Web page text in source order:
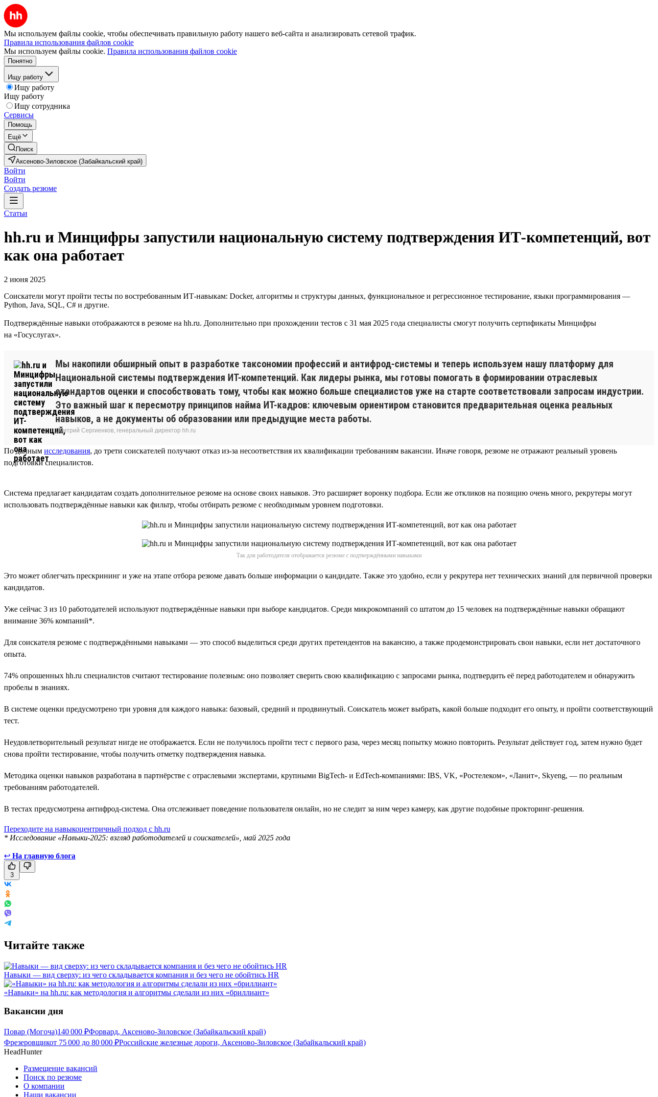
Мы используем файлы cookie, чтобы обеспечивать правильную работу нашего веб-сайта и анализировать сетевой трафик.
Правила использования файлов cookie
Мы используем файлы cookie. Правила использования файлов cookie
Понятно
Ищу работу
Ищу работу
Ищу работу
Ищу сотрудника
Сервисы
Помощь
Ещё
Поиск
Аксеново-Зиловское (Забайкальский край)
Войти
Войти
Создать резюме
Статьи
hh.ru и Минцифры запустили национальную систему подтверждения ИТ-компетенций, вот
как она работает
2 июня 2025
Соискатели могут пройти тесты по востребованным ИТ-навыкам: Docker, алгоритмы и структуры данных, функциональное и регрессионное тестирование, языки программирования —
Python, Java, SQL, C# и другие.
Подтверждённые навыки отображаются в резюме на hh.ru. Дополнительно при прохождении тестов с 31 мая 2025 года специалисты смогут получить сертификаты Минцифры
на «Госуслугах».
Мы накопили обширный опыт в разработке таксономии профессий и антифрод-системы и теперь используем нашу платформу для
Национальной системы подтверждения ИТ-компетенций. Как лидеры рынка, мы готовы помогать в формировании отраслевых
стандартов оценки и способствовать тому, чтобы как можно больше специалистов уже на старте соответствовали запросам индустрии.
Это важный шаг к пересмотру принципов найма ИТ-кадров: ключевым ориентиром становится предварительная оценка реальных
навыков, а не документы об образовании или предыдущие места работы.
Дмитрий Сергиенков, генеральный директор hh.ru
По данным исследования, до трети соискателей получают отказ из-за несоответствия их квалификации требованиям вакансии. Иначе говоря, резюме не отражают реальный уровень
подготовки специалистов.
Система предлагает кандидатам создать дополнительное резюме на основе своих навыков. Это расширяет воронку подбора. Если же откликов на позицию очень много, рекрутеры могут
использовать подтверждённые навыки как фильтр, чтобы отбирать резюме с необходимым уровнем подготовки.
Так для работодателя отображается резюме с подтверждёнными навыками
Это может облегчать прескрининг и уже на этапе отбора резюме давать больше информации о кандидате. Также это удобно, если у рекрутера нет технических знаний для первичной проверки
кандидатов.
Уже сейчас 3 из 10 работодателей используют подтверждённые навыки при выборе кандидатов. Среди микрокомпаний со штатом до 15 человек на подтверждённые навыки обращают
внимание 36% компаний*.
Для соискателя резюме с подтверждёнными навыками — это способ выделиться среди других претендентов на вакансию, а также продемонстрировать свои навыки, если нет достаточного
опыта.
74% опрошенных hh.ru специалистов считают тестирование полезным: оно позволяет сверить свою квалификацию с запросами рынка, подтвердить её перед работодателем и обнаружить
пробелы в знаниях.
В системе оценки предусмотрено три уровня для каждого навыка: базовый, средний и продвинутый. Соискатель может выбрать, какой больше подходит его опыту, и пройти соответствующий
тест.
Неудовлетворительный результат нигде не отображается. Если не получилось пройти тест с первого раза, через месяц попытку можно повторить. Результат действует год, затем нужно будет
снова пройти тестирование, чтобы получить отметку подтверждения навыка.
Методика оценки навыков разработана в партнёрстве с отраслевыми экспертами, крупными BigTech- и EdTech-компаниями: IBS, VK, «Ростелеком», «Ланит», Skyeng, — по реальным
требованиям работодателей.
В тестах предусмотрена антифрод-система. Она отслеживает поведение пользователя онлайн, но не следит за ним через камеру, как другие подобные прокторинг-решения.
Переходите на навыкоцентричный подход с hh.ru
* Исследование «Навыки-2025: взгляд работодателей и соискателей», май 2025 года
↩ На главную блога
3
Читайте также
Навыки — вид сверху: из чего складывается компания и без чего не обойтись HR
«Навыки» на hh.ru: как методология и алгоритмы сделали из них «бриллиант»
Вакансии дня
Повар (Могоча)140 000 ₽Форвард, Аксеново-Зиловское (Забайкальский край)
Фрезеровщикот 75 000 до 80 000 ₽Российские железные дороги, Аксеново-Зиловское (Забайкальский край)
HeadHunter
Размещение вакансий
Поиск по резюме
О компании
Наши вакансии